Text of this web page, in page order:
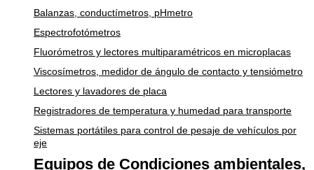
Balanzas, conductímetros, pHmetro
Espectrofotómetros
Fluorómetros y lectores multiparamétricos en microplacas
Viscosímetros, medidor de ángulo de contacto y tensiómetro
Lectores y lavadores de placa
Registradores de temperatura y humedad para transporte
Sistemas portátiles para control de pesaje de vehículos por
eje
Equipos de Condiciones ambientales,